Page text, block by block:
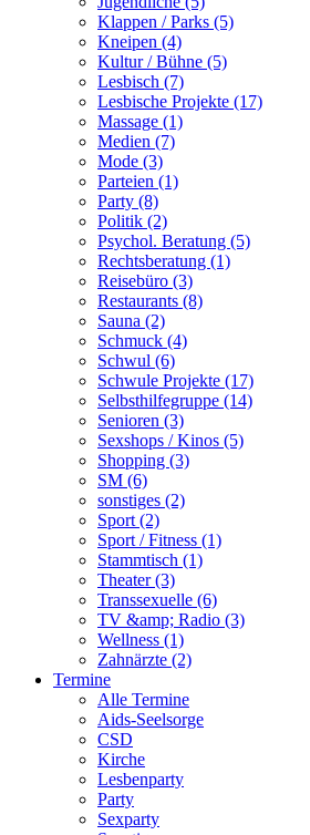
Klappen / Parks (5)
Kneipen (4)
Kultur / Bühne (5)
Lesbisch (7)
Lesbische Projekte (17)
Massage (1)
Medien (7)
Mode (3)
Parteien (1)
Party (8)
Politik (2)
Psychol. Beratung (5)
Rechtsberatung (1)
Reisebüro (3)
Restaurants (8)
Sauna (2)
Schmuck (4)
Schwul (6)
Schwule Projekte (17)
Selbsthilfegruppe (14)
Senioren (3)
Sexshops / Kinos (5)
Shopping (3)
SM (6)
sonstiges (2)
Sport (2)
Sport / Fitness (1)
Stammtisch (1)
Theater (3)
Transsexuelle (6)
TV &amp; Radio (3)
Wellness (1)
Zahnärzte (2)
Termine
Alle Termine
Aids-Seelsorge
CSD
Kirche
Lesbenparty
Party
Sexparty